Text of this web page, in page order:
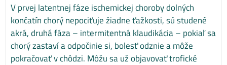
V prvej latentnej fáze ischemickej choroby dolných
končatín chorý nepociťuje žiadne ťažkosti, sú studené
akrá, druhá fáza – intermitentná klaudikácia – pokiaľ sa
chorý zastaví a odpočinie si, bolesť odznie a môže
pokračovať v chôdzi. Môžu sa už objavovať trofické